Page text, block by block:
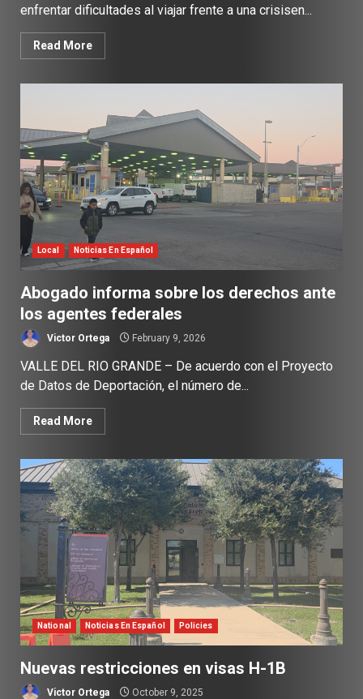
enfrentar dificultades al viajar frente a una crisisen...
Read More
Local Noticias En Español
Abogado informa sobre los derechos ante
los agentes federales
Victor Ortega February 9, 2026
VALLE DEL RIO GRANDE – De acuerdo con el Proyecto
de Datos de Deportación, el número de...
Read More
National Noticias En Español Policies
Nuevas restricciones en visas H-1B
Victor Ortega October 9, 2025